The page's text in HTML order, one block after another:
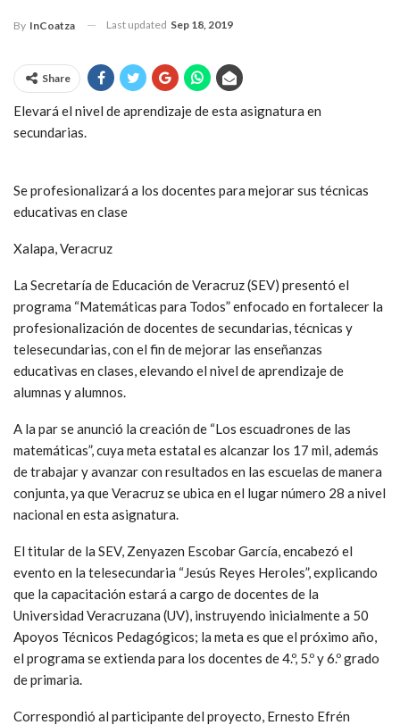
By InCoatza Last updated Sep 18, 2019
Share
Elevará el nivel de aprendizaje de esta asignatura en
secundarias.
Se profesionalizará a los docentes para mejorar sus técnicas
educativas en clase
Xalapa, Veracruz
La Secretaría de Educación de Veracruz (SEV) presentó el
programa “Matemáticas para Todos” enfocado en fortalecer la
profesionalización de docentes de secundarias, técnicas y
telesecundarias, con el fin de mejorar las enseñanzas
educativas en clases, elevando el nivel de aprendizaje de
alumnas y alumnos.
A la par se anunció la creación de “Los escuadrones de las
matemáticas”, cuya meta estatal es alcanzar los 17 mil, además
de trabajar y avanzar con resultados en las escuelas de manera
conjunta, ya que Veracruz se ubica en el lugar número 28 a nivel
nacional en esta asignatura.
El titular de la SEV, Zenyazen Escobar García, encabezó el
evento en la telesecundaria “Jesús Reyes Heroles”, explicando
que la capacitación estará a cargo de docentes de la
Universidad Veracruzana (UV), instruyendo inicialmente a 50
Apoyos Técnicos Pedagógicos; la meta es que el próximo año,
el programa se extienda para los docentes de 4.º, 5.º y 6.º grado
de primaria.
Correspondió al participante del proyecto, Ernesto Efrén